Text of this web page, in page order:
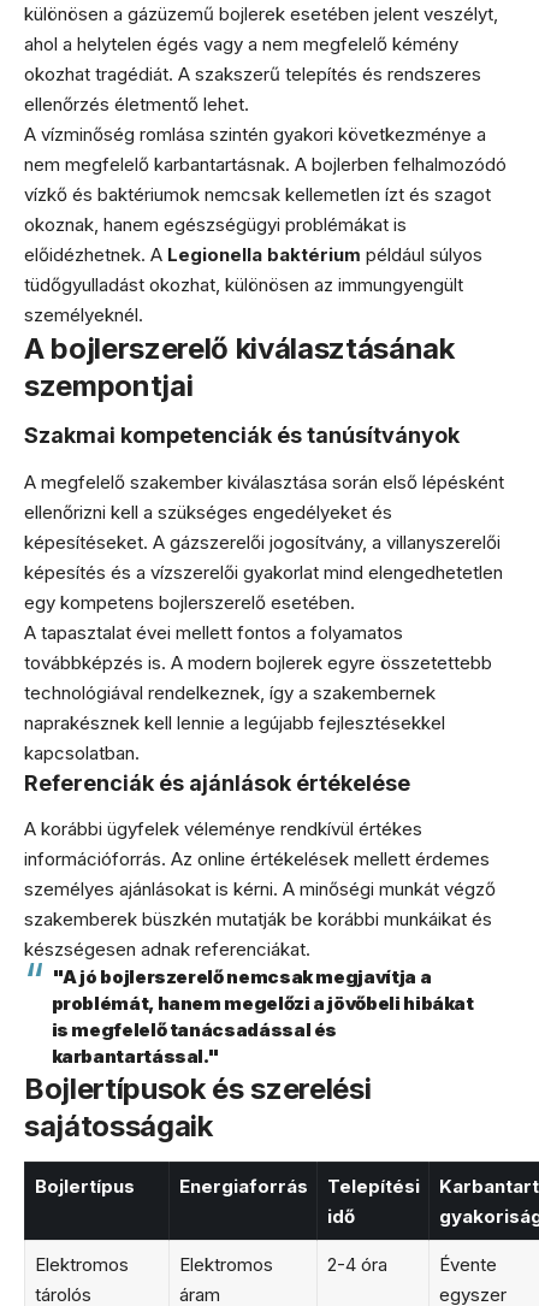
különösen a gázüzemű bojlerek esetében jelent veszélyt,
ahol a helytelen égés vagy a nem megfelelő kémény
okozhat tragédiát. A szakszerű telepítés és rendszeres
ellenőrzés életmentő lehet.
A vízminőség romlása szintén gyakori következménye a
nem megfelelő karbantartásnak. A bojlerben felhalmozódó
vízkő és baktériumok nemcsak kellemetlen ízt és szagot
okoznak, hanem egészségügyi problémákat is
előidézhetnek. A Legionella baktérium például súlyos
tüdőgyulladást okozhat, különösen az immungyengült
személyeknél.
A bojlerszerelő kiválasztásának
szempontjai
Szakmai kompetenciák és tanúsítványok
A megfelelő szakember kiválasztása során első lépésként
ellenőrizni kell a szükséges engedélyeket és
képesítéseket. A gázszerelői jogosítvány, a villanyszerelői
képesítés és a vízszerelői gyakorlat mind elengedhetetlen
egy kompetens bojlerszerelő esetében.
A tapasztalat évei mellett fontos a folyamatos
továbbképzés is. A modern bojlerek egyre összetettebb
technológiával rendelkeznek, így a szakembernek
naprakésznek kell lennie a legújabb fejlesztésekkel
kapcsolatban.
Referenciák és ajánlások értékelése
A korábbi ügyfelek véleménye rendkívül értékes
információforrás. Az online értékelések mellett érdemes
személyes ajánlásokat is kérni. A minőségi munkát végző
szakemberek büszkén mutatják be korábbi munkáikat és
készségesen adnak referenciákat.
"A jó bojlerszerelő nemcsak megjavítja a
problémát, hanem megelőzi a jövőbeli hibákat
is megfelelő tanácsadással és
karbantartással."
Bojlertípusok és szerelési
sajátosságaik
Bojlertípus Energiaforrás
Telepítési
idő
Elektromos
tárolós
Elektromos
áram
2-4 óra
Évente
egyszer